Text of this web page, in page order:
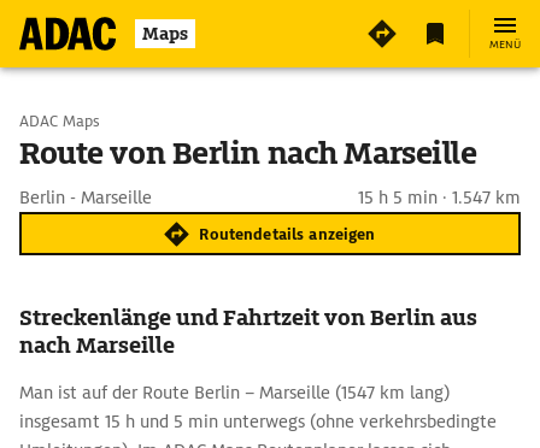
Maps MENÜ
Start wählen
ADAC Maps
Route von Berlin nach Marseille
Berlin - Marseille 15 h 5 min · 1.547 km
Routendetails anzeigen
Streckenlänge und Fahrtzeit von Berlin aus
nach Marseille
Man ist auf der Route Berlin – Marseille (1547 km lang)
insgesamt 15 h und 5 min unterwegs (ohne verkehrsbedingte